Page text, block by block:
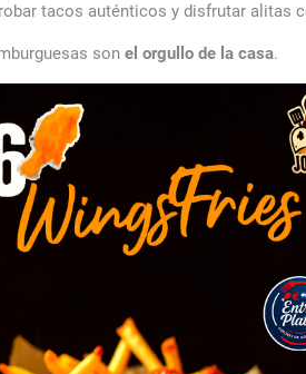
tacos auténticos y disfrutar alitas
son el orgullo de la casa.